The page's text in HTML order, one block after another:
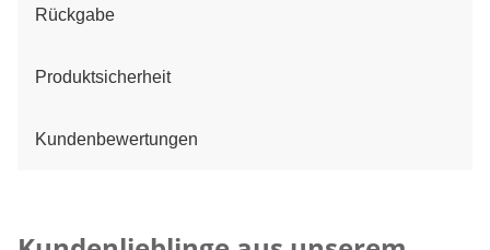
Rückgabe
Produktsicherheit
Kundenbewertungen